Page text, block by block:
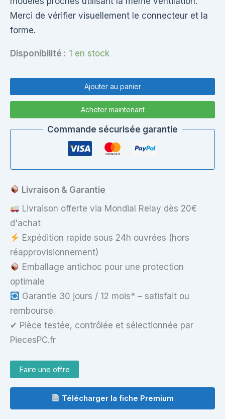
Merci de vérifier visuellement le connecteur et la
forme.
Disponibilité : 1 en stock
Acer
Aspire
FCN
DFS541605FL0T
Ajouter au panier
Acheter maintenant
Commande sécurisée garantie
Livraison & Garantie
Livraison offerte via Mondial Relay dès 20€
d'achat
Expédition rapide sous 24h ouvrées (hors
réapprovisionnement)
Emballage antichoc pour une protection
optimale
Garantie 30 jours / 12 mois* – satisfait ou
remboursé
✔ Pièce testée, contrôlée et sélectionnée par
PiecesPC.fr
Faire une offre
Télécharger la fiche Premium